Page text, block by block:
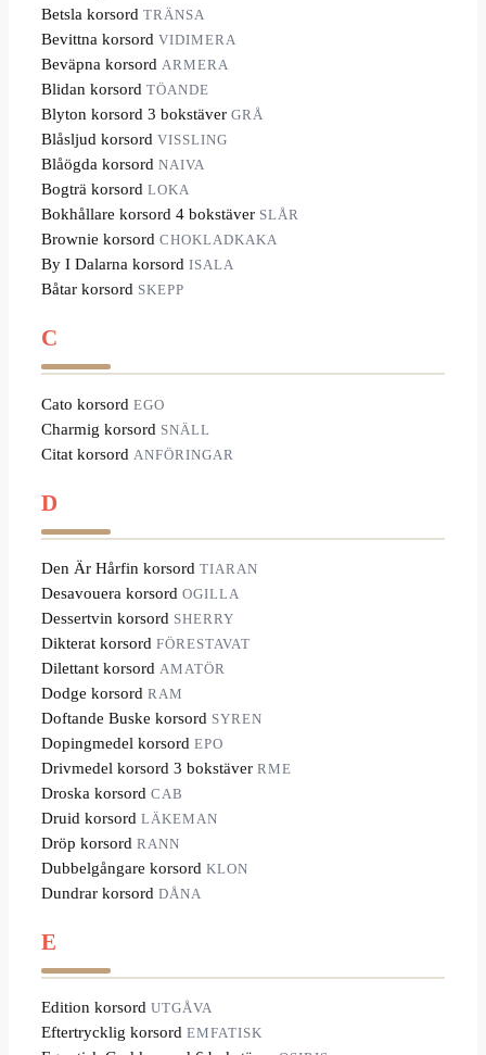
Betsla korsord TRÄNSA
Bevittna korsord VIDIMERA
Beväpna korsord ARMERA
Blidan korsord TÖANDE
Blyton korsord 3 bokstäver GRÅ
Blåsljud korsord VISSLING
Blåögda korsord NAIVA
Bogträ korsord LOKA
Bokhållare korsord 4 bokstäver SLÅR
Brownie korsord CHOKLADKAKA
By I Dalarna korsord ISALA
Båtar korsord SKEPP
C
Cato korsord EGO
Charmig korsord SNÄLL
Citat korsord ANFÖRINGAR
D
Den Är Hårfin korsord TIARAN
Desavouera korsord OGILLA
Dessertvin korsord SHERRY
Dikterat korsord FÖRESTAVAT
Dilettant korsord AMATÖR
Dodge korsord RAM
Doftande Buske korsord SYREN
Dopingmedel korsord EPO
Drivmedel korsord 3 bokstäver RME
Droska korsord CAB
Druid korsord LÄKEMAN
Dröp korsord RANN
Dubbelgångare korsord KLON
Dundrar korsord DÅNA
E
Edition korsord UTGÅVA
Eftertrycklig korsord EMFATISK